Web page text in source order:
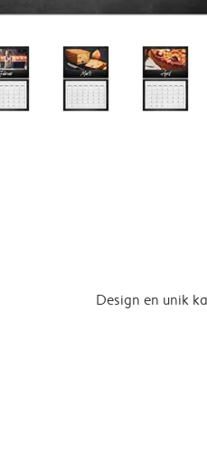
Design en unik